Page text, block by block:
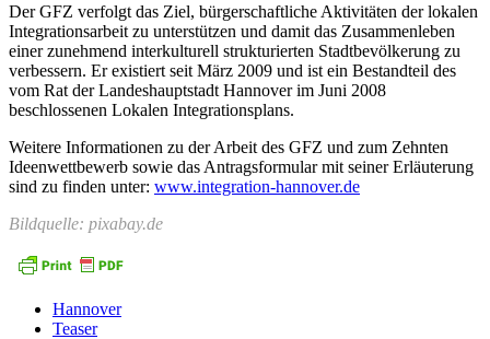
Der GFZ verfolgt das Ziel, bürgerschaftliche Aktivitäten der lokalen
Integrationsarbeit zu unterstützen und damit das Zusammenleben
einer zunehmend interkulturell strukturierten Stadtbevölkerung zu
verbessern. Er existiert seit März 2009 und ist ein Bestandteil des
vom Rat der Landeshauptstadt Hannover im Juni 2008
beschlossenen Lokalen Integrationsplans.
Weitere Informationen zu der Arbeit des GFZ und zum Zehnten
Ideenwettbewerb sowie das Antragsformular mit seiner Erläuterung
sind zu finden unter: www.integration-hannover.de
Bildquelle: pixabay.de
Hannover
Teaser